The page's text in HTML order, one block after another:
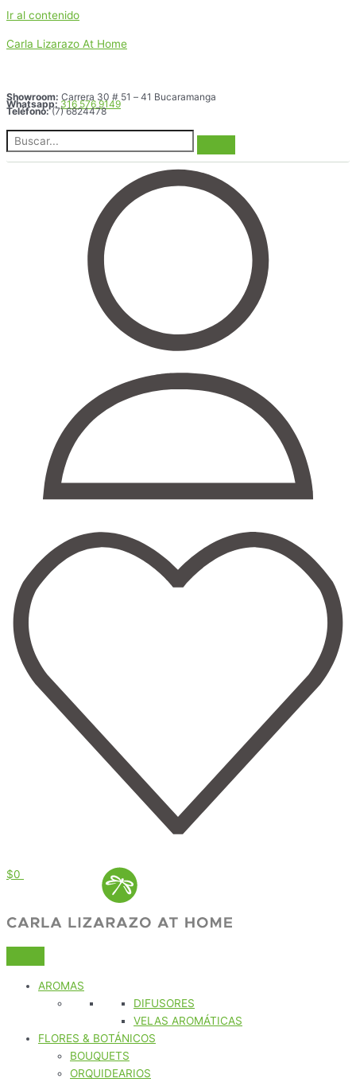
Ir al contenido
Carla Lizarazo At Home
Showroom: Carrera 30 # 51 – 41 Bucaramanga
Whatsapp: 316 576 9149
Teléfono: (7) 6824478
$0
AROMAS
DIFUSORES
VELAS AROMÁTICAS
FLORES & BOTÁNICOS
BOUQUETS
ORQUIDEARIOS